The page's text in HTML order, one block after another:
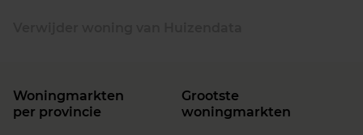
Woningmarkten
per provincie
Grootste
woningmarkten